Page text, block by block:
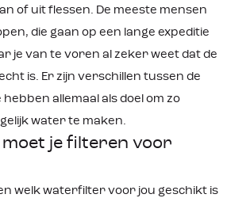
of uit flessen. De meeste mensen
die gaan op een lange expeditie
je van te voren al zeker weet dat de
is. Er zijn verschillen tussen de
allemaal als doel om zo
water te maken.
moet je filteren voor
welk waterfilter voor jou geschikt is